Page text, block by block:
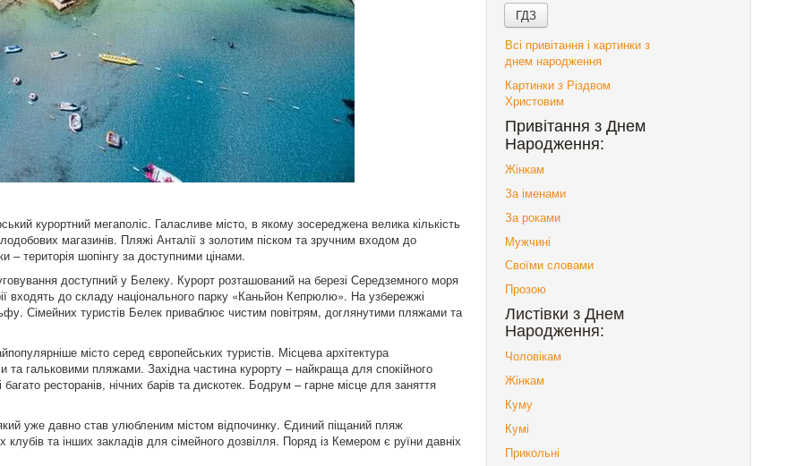
курортний мегаполіс. Галасливе місто, в якому зосереджена велика кількість
магазинів. Пляжі Анталії з золотим піском та зручним входом до
– територія шопінгу за доступними цінами.
доступний у Белеку. Курорт розташований на березі Середземного моря
входять до складу національного парку «Каньйон Кепрюлю». На узбережжі
Сімейних туристів Белек приваблює чистим повітрям, доглянутими пляжами та
місто серед європейських туристів. Місцева архітектура
гальковими пляжами. Західна частина курорту – найкраща для спокійного
ресторанів, нічних барів та дискотек. Бодрум – гарне місце для заняття
уже давно став улюбленим містом відпочинку. Єдиний піщаний пляж
клубів та інших закладів для сімейного дозвілля. Поряд із Кемером є руїни давніх
Всі привітання і картинки з
днем народження
Картинки з Різдвом
Христовим
Привітання з Днем
Народження:
Жінкам
За іменами
За роками
Мужчині
Своїми словами
Прозою
Листівки з Днем
Народження:
Чоловікам
Жінкам
Куму
Кумі
Прикольні